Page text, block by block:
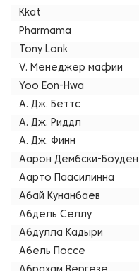
Kkat
Pharmama
Tony Lonk
V. Менеджер мафии
Yoo Eon-Hwa
А. Дж. Беттс
А. Дж. Риддл
А. Дж. Финн
Аарон Дембски-Боуден
Аарто Паасилинна
Абай Кунанбаев
Абдель Селлу
Абдулла Кадыри
Абель Поссе